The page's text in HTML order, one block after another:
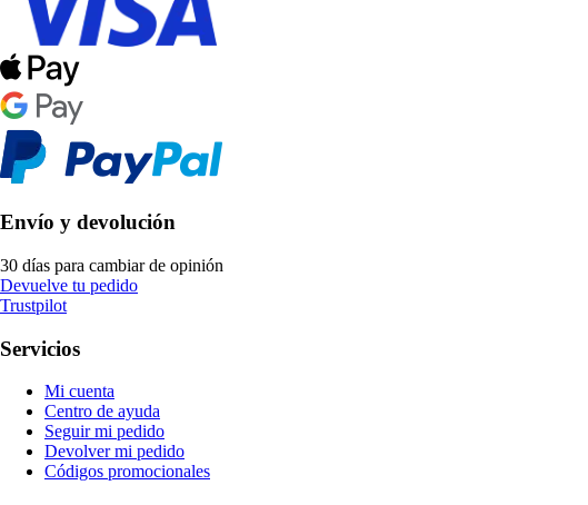
Envío y devolución
30 días para cambiar de opinión
Devuelve tu pedido
Trustpilot
Servicios
Mi cuenta
Centro de ayuda
Seguir mi pedido
Devolver mi pedido
Códigos promocionales